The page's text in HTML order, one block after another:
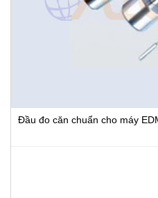
Đầu đo căn chuẩn cho máy